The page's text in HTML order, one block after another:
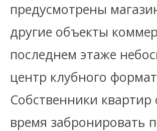
предусмотрены
другие объекты
последнем этаже
центр клубного
Собственники
время забронировать